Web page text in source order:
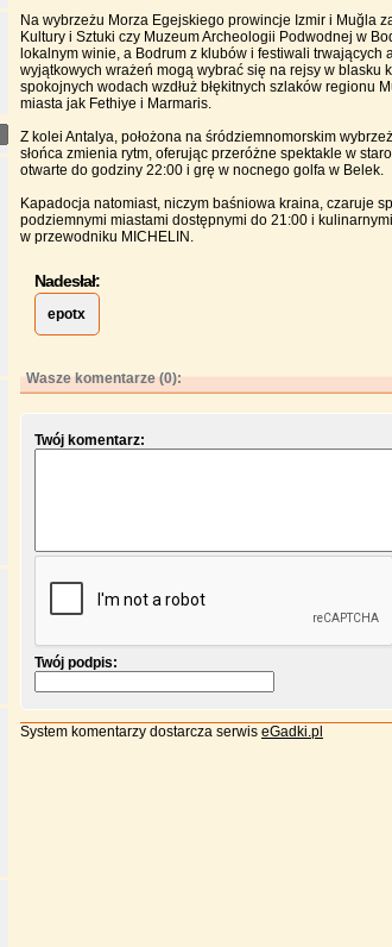
Na wybrzeżu Morza Egejskiego prowincje Izmir i Muğla
Kultury i Sztuki czy Muzeum Archeologii Podwodnej w
lokalnym winie, a Bodrum z klubów i festiwali trwających
wyjątkowych wrażeń mogą wybrać się na rejsy w blasku
spokojnych wodach wzdłuż błękitnych szlaków regionu
miasta jak Fethiye i Marmaris.
Z kolei Antalya, położona na śródziemnomorskim
słońca zmienia rytm, oferując przeróżne spektakle w
otwarte do godziny 22:00 i grę w nocnego golfa w Belek.
Kapadocja natomiast, niczym baśniowa kraina, czaruje
podziemnymi miastami dostępnymi do 21:00 i
w przewodniku MICHELIN.
Nadesłał:
epotx
Wasze komentarze (0):
Twój komentarz:
Twój podpis:
System komentarzy dostarcza serwis eGadki.pl